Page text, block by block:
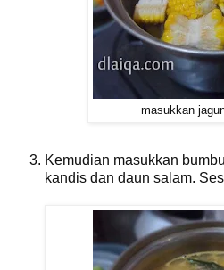
masukkan
Kemudian masukkan
kandis dan daun salam.